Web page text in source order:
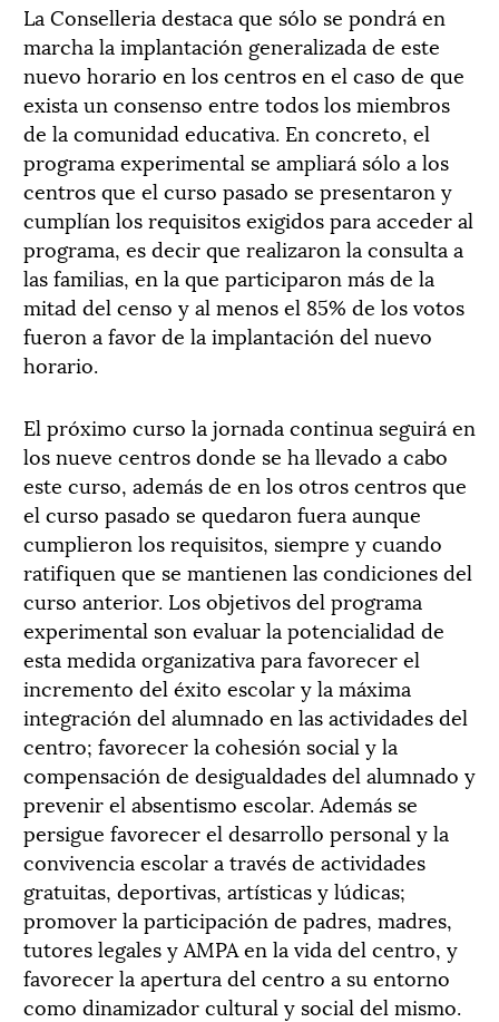
La Conselleria destaca que sólo se pondrá en
marcha la implantación generalizada de este
nuevo horario en los centros en el caso de que
exista un consenso entre todos los miembros
de la comunidad educativa. En concreto, el
programa experimental se ampliará sólo a los
centros que el curso pasado se presentaron y
cumplían los requisitos exigidos para acceder al
programa, es decir que realizaron la consulta a
las familias, en la que participaron más de la
mitad del censo y al menos el 85% de los votos
fueron a favor de la implantación del nuevo
horario.
El próximo curso la jornada continua seguirá en
los nueve centros donde se ha llevado a cabo
este curso, además de en los otros centros que
el curso pasado se quedaron fuera aunque
cumplieron los requisitos, siempre y cuando
ratifiquen que se mantienen las condiciones del
curso anterior. Los objetivos del programa
experimental son evaluar la potencialidad de
esta medida organizativa para favorecer el
incremento del éxito escolar y la máxima
integración del alumnado en las actividades del
centro; favorecer la cohesión social y la
compensación de desigualdades del alumnado y
prevenir el absentismo escolar. Además se
persigue favorecer el desarrollo personal y la
convivencia escolar a través de actividades
gratuitas, deportivas, artísticas y lúdicas;
promover la participación de padres, madres,
tutores legales y AMPA en la vida del centro, y
favorecer la apertura del centro a su entorno
como dinamizador cultural y social del mismo.